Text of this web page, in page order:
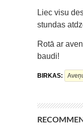
Liec visu
stundas
Rotā ar
baudi!
BIRKAS: